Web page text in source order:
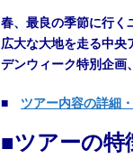
春、最良の季節に行く
広大な大地を走る中央
デンウィーク特別企画
■ ツアー内容の詳細
■ツアーの特